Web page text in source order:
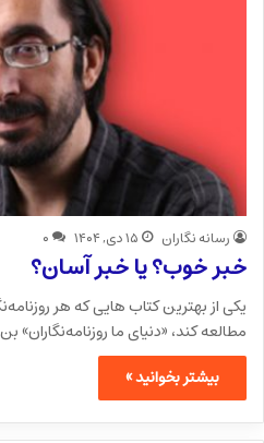
رسانه نگاران ۱۵ دی, ۱۴۰۴ ۰
خبر خوب؟ یا خبر آسان؟
یکی از بهترین کتاب هایی که هر
مطالعه کند، «دنیای ما روزنامه‌نگاران»
بیشتر بخوانید »